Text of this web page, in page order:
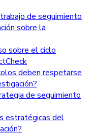
de seguimiento
sobre la
sobre el ciclo
deben respetarse
de seguimiento
estratégicas del